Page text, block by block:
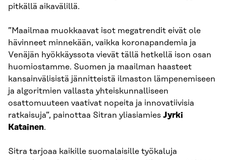
pitkällä aikavälillä.
”Maailmaa muokkaavat isot megatrendit eivät ole
hävinneet minnekään, vaikka koronapandemia ja
Venäjän hyökkäyssota vievät tällä hetkellä ison osan
huomiostamme. Suomen ja maailman haasteet
kansainvälisistä jännitteistä ilmaston lämpenemiseen
ja algoritmien vallasta yhteiskunnalliseen
osattomuuteen vaativat nopeita ja innovatiivisia
ratkaisuja”, painottaa Sitran yliasiamies Jyrki
Katainen.
Sitra tarjoaa kaikille suomalaisille työkaluja